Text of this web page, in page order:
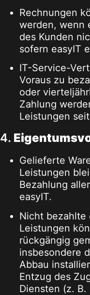
Rechnungen
werden, wenn
des Kunden
sofern easyIT
IT-Service-
Voraus zu
oder
Zahlung
Leistungen
4.
Gelieferte
Leistungen
Bezahlung
easyIT.
Nicht bezahlte
Leistungen
rückgängig
insbesondere
Abbau
Entzug des
Diensten (z.